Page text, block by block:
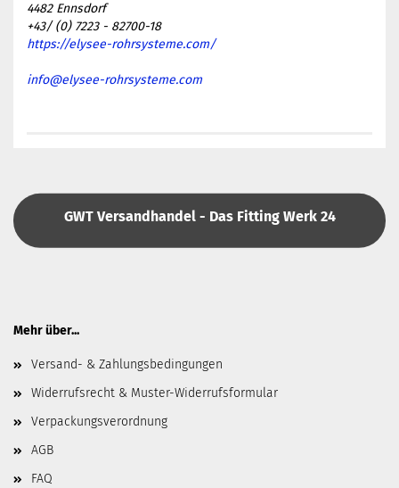
4482 Ennsdorf
+43/ (0) 7223 - 82700-18
https://elysee-rohrsysteme.com/
info@elysee-rohrsysteme.com
GWT Versandhandel - Das Fitting Werk 24
Mehr über...
Versand- & Zahlungsbedingungen
Widerrufsrecht & Muster-Widerrufsformular
Verpackungsverordnung
AGB
FAQ